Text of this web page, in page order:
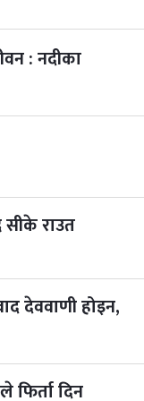
७ महिना बाँकी
: नदीका
राउत
देववाणी होइन,
फिर्ता दिन